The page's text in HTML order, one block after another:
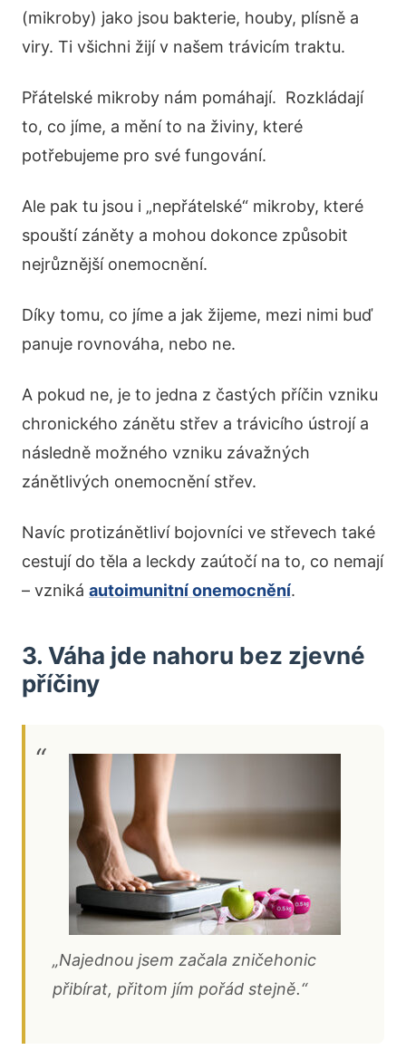
(mikroby) jako jsou bakterie, houby, plísně a
viry. Ti všichni žijí v našem trávicím traktu.
Přátelské mikroby nám pomáhají. Rozkládají
to, co jíme, a mění to na živiny, které
potřebujeme pro své fungování.
Ale pak tu jsou i „nepřátelské“ mikroby, které
spouští záněty a mohou dokonce způsobit
nejrůznější onemocnění.
Díky tomu, co jíme a jak žijeme, mezi nimi buď
panuje rovnováha, nebo ne.
A pokud ne, je to jedna z častých příčin vzniku
chronického zánětu střev a trávicího ústrojí a
následně možného vzniku závažných
zánětlivých onemocnění střev.
Navíc protizánětliví bojovníci ve střevech také
cestují do těla a leckdy zaútočí na to, co nemají
– vzniká autoimunitní onemocnění.
3. Váha jde nahoru bez zjevné
příčiny
„Najednou jsem začala zničehonic
přibírat, přitom jím pořád stejně.“